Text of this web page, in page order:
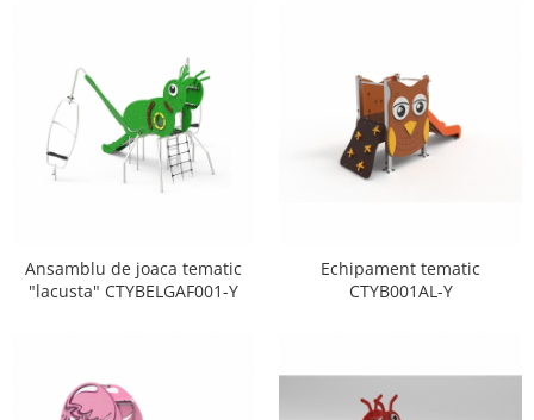
Ansamblu de joaca tematic
"lacusta" CTYBELGAF001-Y
Echipament tematic
CTYB001AL-Y